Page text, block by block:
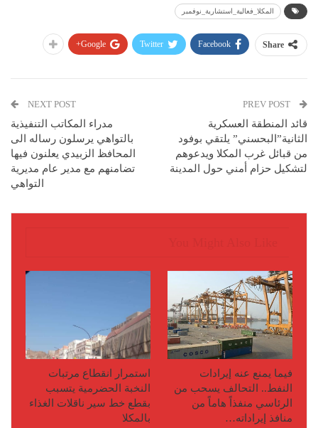
المكلا_فعالية_استشارية_نوفمبر
Share
Facebook
Twitter
Google+
قائد المنطقة العسكرية
الثانية”البحسني” يلتقي بوفود
من قبائل غرب المكلا ويدعوهم
لتشكيل حزام أمني حول المدينة
NEXT POST
مدراء المكاتب التنفيذية
بالتواهي يرسلون رساله الى
المحافظ الزبيدي يعلنون فيها
تضامنهم مع مدير عام مديرية
التواهي
فيما يمنع عنه إيرادات
النفط.. التحالف يسحب من
الرئاسي منفذاً هاماً من
منافذ إيراداته…
استمرار انقطاع مرتبات
النخبة الحضرمية يتسبب
بقطع خط سير ناقلات الغذاء
بالمكلا